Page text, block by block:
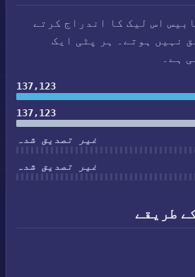
اس لیک کا اندراج کرتے
ہوتے۔ ہر پٹی ایک
137,123
137,123
غیر تصدیق شدہ
غیر تصدیق شدہ
طریقے